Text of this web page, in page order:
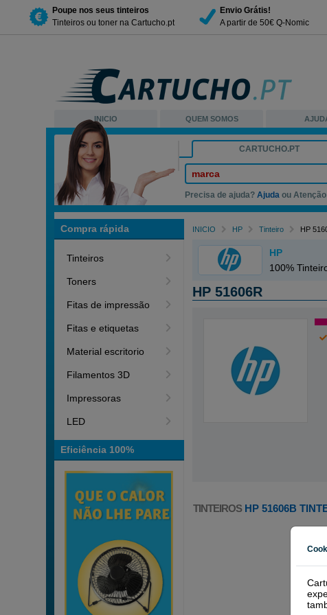
Poupe nos seus tinteiros
Tinteiros ou toner na Cartucho.pt
Envio Grátis!
A partir de 50€ Q-Nomic
INICIO QUEM SOMOS
CARTUCHO.PT
marca
Precisa de ajuda?Ajuda ou
Compra rápida
Tinteiros
Toners
Fitas de impressão
Fitas e etiquetas
Material escritorio
Filamentos 3D
Impressoras
LED
Eficiência 100%
INICIO HP Tinteiro HP
HP
100%
HP 51606R
TINTEIROS HP 51606B